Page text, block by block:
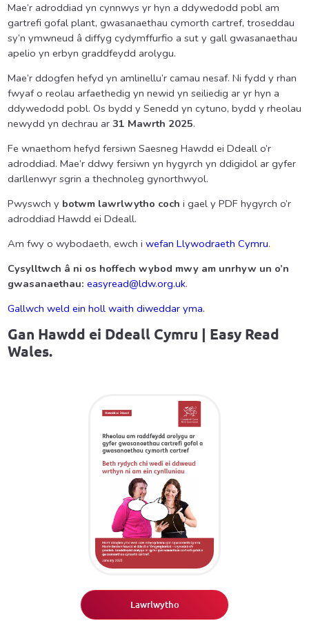
Mae’r adroddiad yn cynnwys yr hyn a ddywedodd pobl am
gartrefi gofal plant, gwasanaethau cymorth cartref, troseddau
sy’n ymwneud â diffyg cydymffurfio a sut y gall gwasanaethau
apelio yn erbyn graddfeydd arolygu.
Mae’r ddogfen hefyd yn amlinellu’r camau nesaf. Ni fydd y rhan
fwyaf o reolau arfaethedig yn newid yn seiliedig ar yr hyn a
ddywedodd pobl. Os bydd y Senedd yn cytuno, bydd y rheolau
newydd yn dechrau ar 31 Mawrth 2025.
Fe wnaethom hefyd fersiwn Saesneg Hawdd ei Ddeall o’r
adroddiad. Mae’r ddwy fersiwn yn hygyrch yn ddigidol ar gyfer
darllenwyr sgrin a thechnoleg gynorthwyol.
Pwyswch y botwm lawrlwytho coch i gael y PDF hygyrch o’r
adroddiad Hawdd ei Ddeall.
Am fwy o wybodaeth, ewch i wefan Llywodraeth Cymru.
Cysylltwch â ni os hoffech wybod mwy am unrhyw un o’n
gwasanaethau: easyread@ldw.org.uk.
Gallwch weld ein holl waith diweddar yma.
Gan Hawdd ei Ddeall Cymru | Easy Read
Wales.
Lawrlwytho